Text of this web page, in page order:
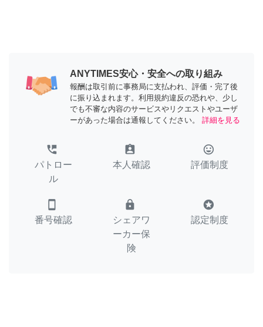
ANYTIMES安心・安全への取り組み
報酬は取引前に事務局に支払われ、評価・完了後
に振り込まれます。利用規約違反の恐れや、少し
でも不審な内容のサービスやリクエストやユーザ
ーがあった場合は通報してください。
詳細を見る
perm_phone_msg
パトロー
ル
assignment_ind
本人確認
tag_faces
評価制度
smartphone
番号確認
lock
シェアワ
ーカー保
険
stars
認定制度